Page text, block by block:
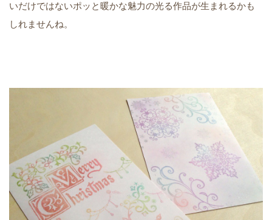
いだけではないポッと暖かな魅力の光る作品が生まれるかも
しれませんね。